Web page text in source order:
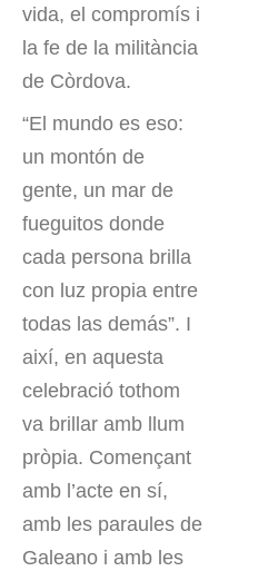
vida, el compromís i
la fe de la militància
de Còrdova.
“El mundo es eso:
un montón de
gente, un mar de
fueguitos donde
cada persona brilla
con luz propia entre
todas las demás”. I
així, en aquesta
celebració tothom
va brillar amb llum
pròpia. Començant
amb l’acte en sí,
amb les paraules de
Galeano i amb les